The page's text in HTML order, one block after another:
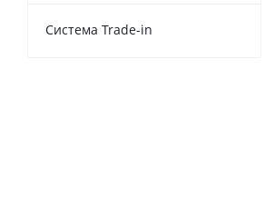
Cистема Trade-in